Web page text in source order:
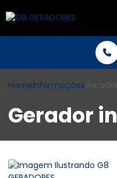
HomeInformações
Gerador